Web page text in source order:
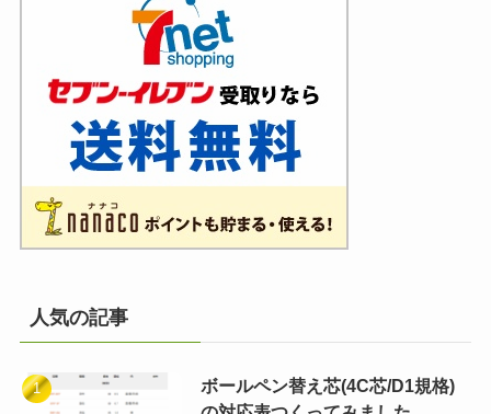
人気の記事
ボールペン替え芯(4C芯/D1規格)